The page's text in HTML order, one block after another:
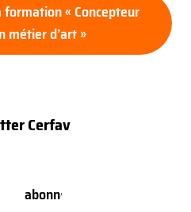
« Concepteur
métier d’art »
Cerfav